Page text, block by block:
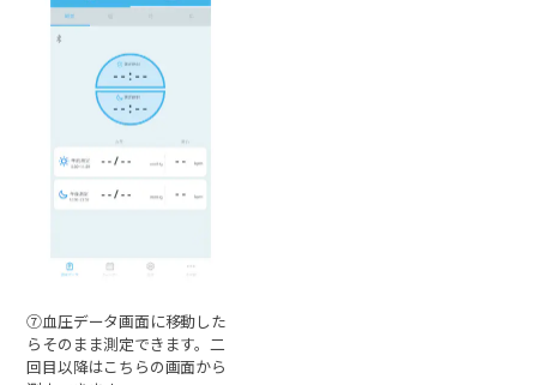
⑦血圧データ画面に移動した
らそのまま測定できます。二
回目以降はこちらの画面から